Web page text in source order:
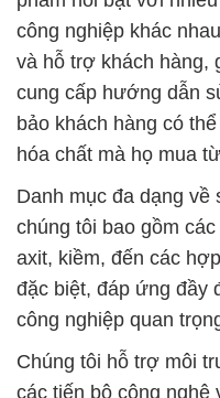
hóa chất mà họ mua
Danh mục đa dạng về
chúng tôi bao gồm
axit, kiềm, đến các
đặc biệt, đáp ứng đầy
công nghiệp quan
Chúng tôi hỗ trợ môi
các tiến bộ công nghệ
thiện với môi trường.
thành công với các
chứng cho sự uy tín
Hóa Chất Đắc